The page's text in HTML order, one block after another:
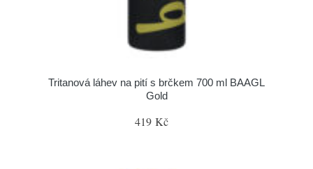
Tritanová láhev na pití s brčkem 700 ml BAAGL
Gold
419 Kč